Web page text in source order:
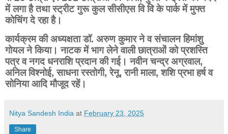
में लगा है तथा स्ट्रीट गुरू कुल सीसीएस वि वि के पार्क में मुफ्त
कोचिंग दे रहा है।
कार्यक्रम की अध्यक्षता डॉ. अरुण कुमार ने व संचालन हिमांशु
गोयल ने किया। नाटक में भाग लेने वाली छात्राओं को प्रशस्ति
पत्र व नगद धनराशि प्रदान की गई। नवीन चन्द्र अग्रवाल,
अनिल विश्नोई, साधना रस्तोगी, रेनू, रानी माला, शशि प्रभा हर्ष व
सोनिया आदि मौजूद रहें।
Nitya Sandesh India at February 23, 2025
Share